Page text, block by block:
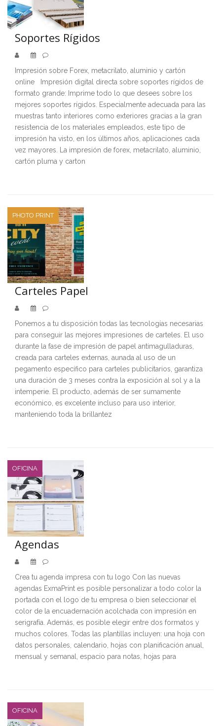
Soportes Rígidos
Impresión sobre Forex, metacrilato, aluminio y cartón
online Impresión digital directa sobre soportes rígidos de
formato grande: Imprime todo lo que desees sobre los
mejores soportes rígidos. Especialmente adecuada para las
muestras tanto interiores como exteriores gracias a la gran
resistencia de los materiales empleados, este tipo de
impresión ha visto, en los últimos años, aplicaciones cada
vez mayores. La impresión de forex, metacrilato, aluminio,
cartón pluma y carton
PHOTO PRINT
Carteles Papel
Ponemos a tu disposición todas las tecnologías necesarias
para conseguir las mejores impresiones de carteles. El uso
durante la fase de impresión de papel antimagulladuras,
creada para carteles externas, aunada al uso de un
pegamento específico para carteles publicitarios, garantiza
una duración de 3 meses contra la exposición al sol y a la
intemperie. El producto, además de ser sumamente
económico, es excelente incluso para uso interior,
manteniendo toda la brillantez
OFICINA
Agendas
Crea tu agenda impresa con tu logo Con las nuevas
agendas ExmaPrint es posible personalizar a todo color la
portada con el logo de tu empresa o bien seleccionar el
color de la encuadernación acolchada con impresión en
serigrafía. Además, es posible elegir entre dos formatos y
muchos colores. Todas las plantillas incluyen: una hoja con
datos personales, calendario, hojas con planificación anual,
mensual y semanal, espacio para notas, hojas para
OFICINA